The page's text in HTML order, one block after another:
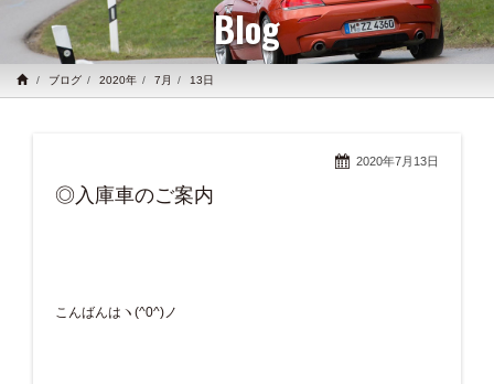
Blog
ブログ 2020年 7月 13日
2020年7月13日
◎入庫車のご案内
こんばんはヽ(^0^)ノ